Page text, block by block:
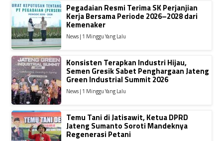
Pegadaian Resmi Terima SK Perjanjian
Kerja Bersama Periode 2026–2028 dari
Kemenaker
News | 1 Minggu Yang Lalu
Konsisten Terapkan Industri Hijau,
Semen Gresik Sabet Penghargaan Jateng
Green Industrial Summit 2026
News | 1 Minggu Yang Lalu
Temu Tani di Jatisawit, Ketua DPRD
Jateng Sumanto Soroti Mandeknya
Regenerasi Petani